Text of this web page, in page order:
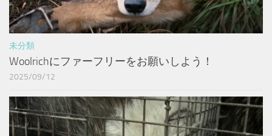
未分類
Woolrichにファーフリーをお願いしよう！
2025/09/12